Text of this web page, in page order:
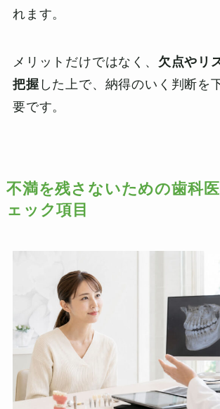
れます。
メリットだけではなく、 欠点やリ
把握 した上で、納得のいく判断を
要です。
不満を残さないための歯科
ェック項目